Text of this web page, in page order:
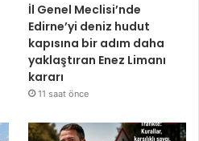
İl Genel Meclisi’nde
Edirne’yi deniz hudut
kapısına bir adım daha
yaklaştıran Enez Limanı
kararı
11 saat önce